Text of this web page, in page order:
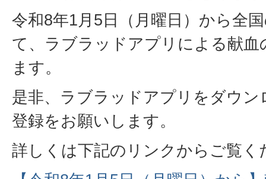
令和8年1月5日（月曜日）から全
て、ラブラッドアプリによる献血
ます。
是非、ラブラッドアプリをダウン
登録をお願いします。
詳しくは下記のリンクからご覧く